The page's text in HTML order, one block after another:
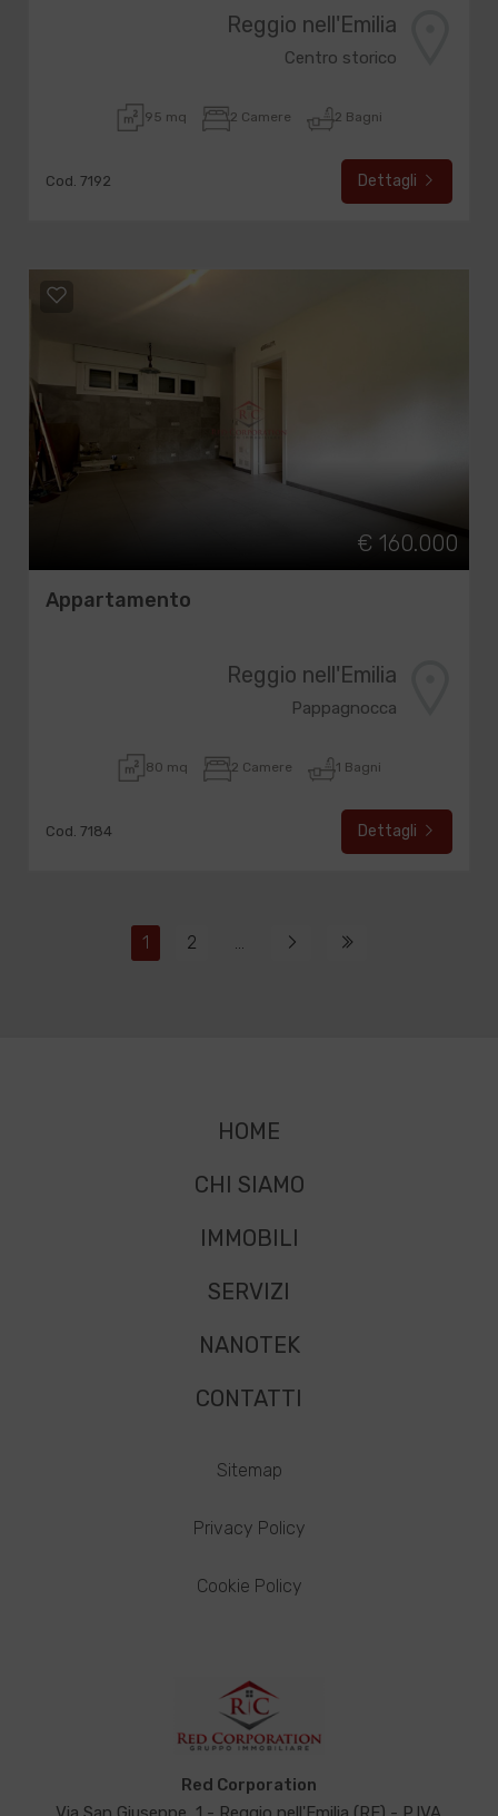
Reggio nell'Emilia
Centro storico
95 mq 2 Camere 2 Bagni
Cod. 7192 Dettagli
€ 160.000
Appartamento
Reggio nell'Emilia
Pappagnocca
80 mq 2 Camere 1 Bagni
Cod. 7184 Dettagli
1 2 ...
HOME
CHI SIAMO
IMMOBILI
SERVIZI
NANOTEK
CONTATTI
Sitemap
Privacy Policy
Cookie Policy
Red Corporation